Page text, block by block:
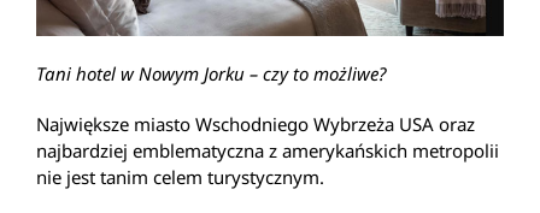
Tani hotel w Nowym Jorku – czy to możliwe?
Największe miasto Wschodniego Wybrzeża USA oraz
najbardziej emblematyczna z amerykańskich metropolii
nie jest tanim celem turystycznym.